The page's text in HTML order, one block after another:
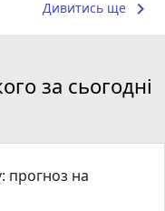
Дивитись ще keyboard_arrow_right
за сьогодні
прогноз на